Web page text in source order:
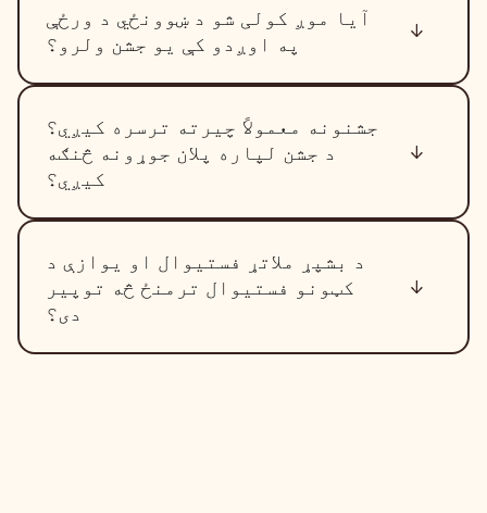
آیا موږ کولی شو د ښوونځي د ورځې
په اوږدو کې یو جشن ولرو؟
جشنونه معمولاً چیرته ترسره کیږي؟
د جشن لپاره پلان جوړونه څنګه
کیږي؟
د بشپړ ملاتړ فستیوال او یوازې د
کټونو فستیوال ترمنځ څه توپیر
دی؟